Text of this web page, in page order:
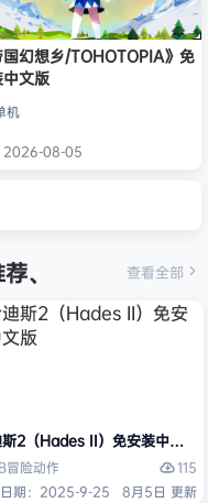
国幻想乡/TOHOTOPIA》免
文版
机
2026-08-05
、 查看全部
2（Hades II）免安装中文版
冒险动作
115
期：2025-9-25
8月5日 更新